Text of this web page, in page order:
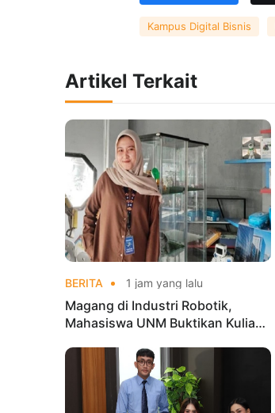
Kampus Digital Bisnis
Artikel Terkait
BERITA 1 jam yang lalu
Magang di Industri Robotik,
Mahasiswa UNM Buktikan Kuliah
Kerja